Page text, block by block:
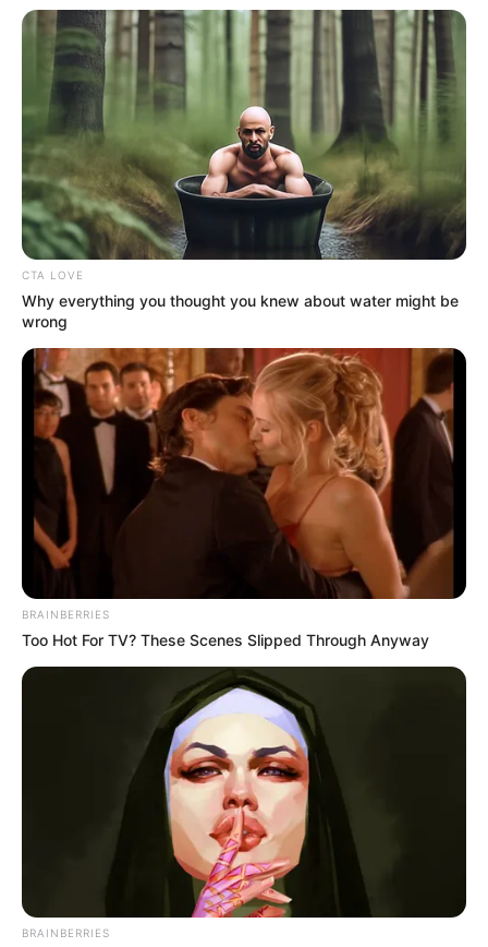
CTA LOVE
Why everything you thought you knew about water might be
wrong
BRAINBERRIES
Too Hot For TV? These Scenes Slipped Through Anyway
BRAINBERRIES